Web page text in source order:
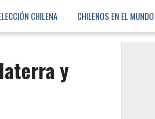
CHILENA CHILENOS EN EL MUNDO
y